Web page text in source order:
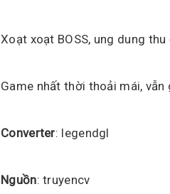
Xoạt xoạt BOSS, ung dung
Game nhất thời thoải mái, vẫn
Converter: legendgl
Nguồn: truyencv